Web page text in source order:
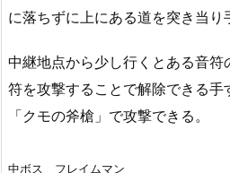
に落ちずに上にある道を突き当り
中継地点から少し行くとある音
符を攻撃することで解除できる手
「クモの斧槍」で攻撃できる。
中ボス フレイムマン